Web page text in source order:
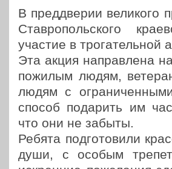
В пред­две­рии вели­ко­го
Став­ро­поль­ско­го
участие в тро­га­тель­ной
Эта акция направ­ле­на
пожилым людям,
людям с
способ пода­рить им
что они не забыты.
Ребята под­го­то­ви­ли
души, с особым